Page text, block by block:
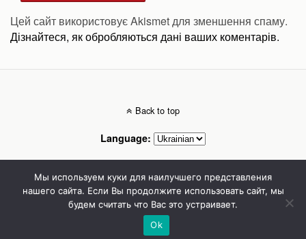
Цей сайт використовує Akismet для зменшення спаму.
Дізнайтеся, як обробляються дані ваших коментарів.
Back to top
Language:
Mobile Desktop
Стоматолог Сумы, стоматологические клиники Сумы, детская стоматология в
Сумах. | Частная стоматология Сумы
Мы используем куки для наилучшего представления
нашего сайта. Если Вы продолжите использовать сайт, мы
будем считать что Вас это устраивает.
Ok